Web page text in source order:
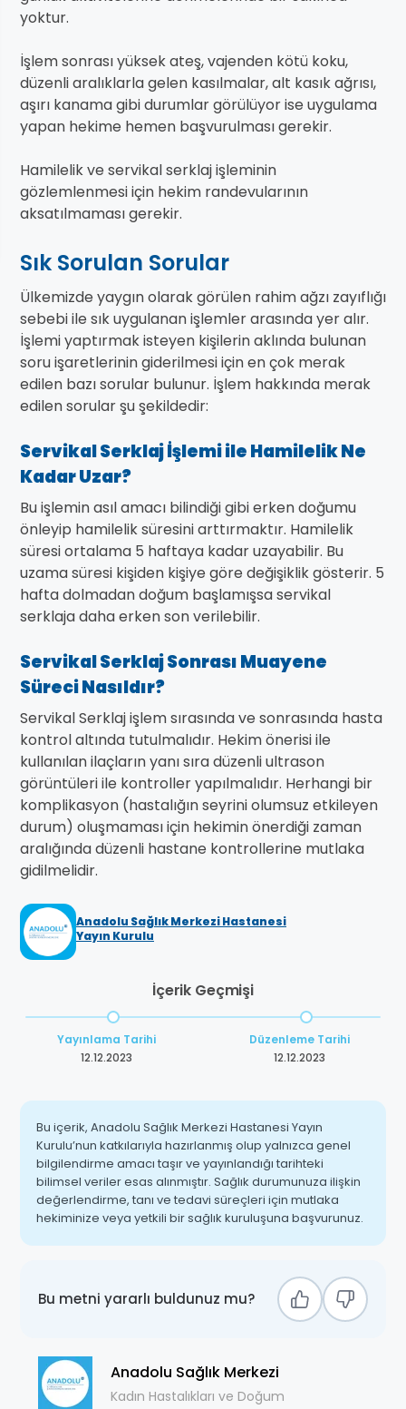
yoktur.
İşlem sonrası yüksek ateş, vajenden kötü koku,
düzenli aralıklarla gelen kasılmalar, alt kasık ağrısı,
aşırı kanama gibi durumlar görülüyor ise uygulama
yapan hekime hemen başvurulması gerekir.
Hamilelik ve servikal serklaj işleminin
gözlemlenmesi için hekim randevularının
aksatılmaması gerekir.
Sık Sorulan Sorular
Ülkemizde yaygın olarak görülen rahim ağzı zayıflığı
sebebi ile sık uygulanan işlemler arasında yer alır.
İşlemi yaptırmak isteyen kişilerin aklında bulunan
soru işaretlerinin giderilmesi için en çok merak
edilen bazı sorular bulunur. İşlem hakkında merak
edilen sorular şu şekildedir:
Servikal Serklaj İşlemi ile Hamilelik Ne
Kadar Uzar?
Bu işlemin asıl amacı bilindiği gibi erken doğumu
önleyip hamilelik süresini arttırmaktır. Hamilelik
süresi ortalama 5 haftaya kadar uzayabilir. Bu
uzama süresi kişiden kişiye göre değişiklik gösterir. 5
hafta dolmadan doğum başlamışsa servikal
serklaja daha erken son verilebilir.
Servikal Serklaj Sonrası Muayene
Süreci Nasıldır?
Servikal Serklaj işlem sırasında ve sonrasında hasta
kontrol altında tutulmalıdır. Hekim önerisi ile
kullanılan ilaçların yanı sıra düzenli ultrason
görüntüleri ile kontroller yapılmalıdır. Herhangi bir
komplikasyon (hastalığın seyrini olumsuz etkileyen
durum) oluşmaması için hekimin önerdiği zaman
aralığında düzenli hastane kontrollerine mutlaka
gidilmelidir.
Anadolu Sağlık Merkezi Hastanesi
Yayın Kurulu
İçerik Geçmişi
Yayınlama Tarihi
12.12.2023
Düzenleme Tarihi
12.12.2023
Bu içerik, Anadolu Sağlık Merkezi Hastanesi Yayın
Kurulu’nun katkılarıyla hazırlanmış olup yalnızca genel
bilgilendirme amacı taşır ve yayınlandığı tarihteki
bilimsel veriler esas alınmıştır. Sağlık durumunuza ilişkin
değerlendirme, tanı ve tedavi süreçleri için mutlaka
hekiminize veya yetkili bir sağlık kuruluşuna başvurunuz.
Bu metni yararlı buldunuz mu?
Anadolu Sağlık Merkezi
Kadın Hastalıkları ve Doğum